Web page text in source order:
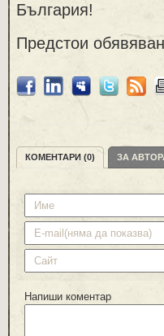
България!
Предстои
КОМЕНТАРИ (0) ЗА
Напиши коментар